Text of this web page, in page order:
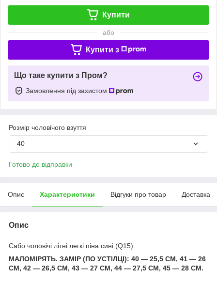
Купити
або
Купити з
Що таке купити з Пром?
Замовлення під захистом
Розмір чоловічого взуття
40
Готово до відправки
Опис Характеристики Відгуки про товар Доставка
Опис
Сабо чоловічі літні легкі піна сині (Q15).
МАЛОМІРЯТЬ. ЗАМІР (ПО УСТІЛЦІ): 40 — 25,5 СМ, 41 — 26
СМ, 42 — 26,5 СМ, 43 — 27 СМ, 44 — 27,5 СМ, 45 — 28 СМ.